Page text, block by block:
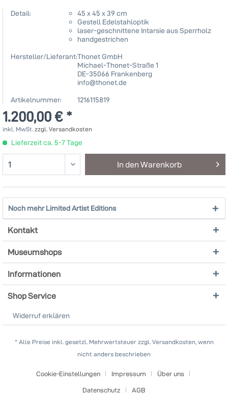
Detail:
45 x 45 x 39 cm
Gestell Edelstahloptik
laser-geschnittene Intarsie aus Sperrholz
handgestrichen
Hersteller/Lieferant:Thonet GmbH
Michael-Thonet-Straße 1
DE-35066 Frankenberg
info@thonet.de
Artikelnummer:
1216115819
1.200,00 € *
inkl. MwSt. zzgl. Versandkosten
Lieferzeit ca. 5-7 Tage
In den Warenkorb
Noch mehr Limited Artist Editions
Kontakt
Museumshops
Informationen
Shop Service
Widerruf erklären
* Alle Preise inkl. gesetzl. Mehrwertsteuer zzgl. Versandkosten, wenn
nicht anders beschrieben
Cookie-Einstellungen Impressum
Über uns
Datenschutz
AGB